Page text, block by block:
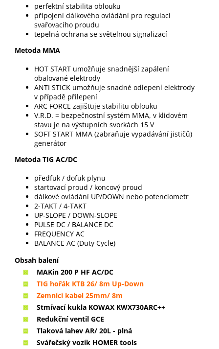
perfektní stabilita oblouku
připojení dálkového ovládání pro regulaci
svařovacího proudu
tepelná ochrana se světelnou signalizací
Metoda MMA
HOT START umožňuje snadnější zapálení
obalované elektrody
ANTI STICK umožňuje snadné odlepení elektrody
v případě přilepení
ARC FORCE zajišťuje stabilitu oblouku
V.R.D. = bezpečnostní systém MMA, v klidovém
stavu je na výstupních svorkách 15 V
SOFT START MMA (zabraňuje vypadávání jističů)
generátor
Metoda TIG AC/DC
předfuk / dofuk plynu
startovací proud / koncový proud
dálkové ovládání UP/DOWN nebo potenciometr
2-TAKT / 4-TAKT
UP-SLOPE / DOWN-SLOPE
PULSE DC / BALANCE DC
FREQUENCY AC
BALANCE AC (Duty Cycle)
Obsah balení
MAKin 200 P HF AC/DC
TIG hořák KTB 26/ 8m Up-Down
Zemnící kabel 25mm/ 8m
Stmívací kukla KOWAX KWX730ARC++
Redukční ventil GCE
Tlaková lahev AR/ 20L - plná
Svářečský vozík HOMER tools